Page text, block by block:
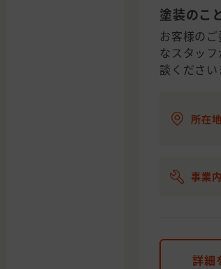
塗装のこ
お客様の
なスタッ
談ください
所在地
事業
詳細